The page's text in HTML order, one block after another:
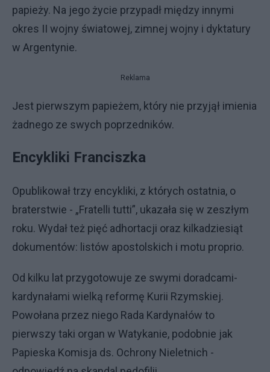
papieży. Na jego życie przypadł między innymi
okres II wojny światowej, zimnej wojny i dyktatury
w Argentynie.
Reklama
Jest pierwszym papieżem, który nie przyjął imienia
żadnego ze swych poprzedników.
Encykliki Franciszka
Opublikował trzy encykliki, z których ostatnia, o
braterstwie - „Fratelli tutti”, ukazała się w zeszłym
roku. Wydał też pięć adhortacji oraz kilkadziesiąt
dokumentów: listów apostolskich i motu proprio.
Od kilku lat przygotowuje ze swymi doradcami-
kardynałami wielką reformę Kurii Rzymskiej.
Powołana przez niego Rada Kardynałów to
pierwszy taki organ w Watykanie, podobnie jak
Papieska Komisja ds. Ochrony Nieletnich -